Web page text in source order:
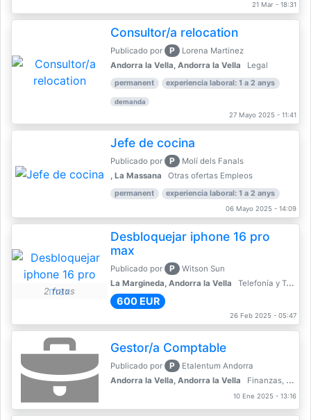
21 Mar - 18:31
Consultor/a relocation
Publicado por P
Lorena Martinez
Andorra la Vella, Andorra la Vella
Legal
permanent experiencia laboral: 1 a 2 anys
demanda
27 Mayo 2025 - 11:41
Jefe de cocina
Publicado por P
Molí dels Fanals
, La Massana
Otras ofertas Empleos
permanent experiencia laboral: 1 a 2 anys
06 Mayo 2025 - 14:09
2 fotos
Desbloquejar iphone 16 pro
max
Publicado por P
Witson Sun
La Margineda, Andorra la Vella
Telefonía y Telecomunicaciones
600 EUR
26 Feb 2025 - 05:47
Gestor/a Comptable
Publicado por P
Etalentum Andorra
Andorra la Vella, Andorra la Vella
Finanzas, Contabilidad, Banca
10 Ene 2025 - 13:16